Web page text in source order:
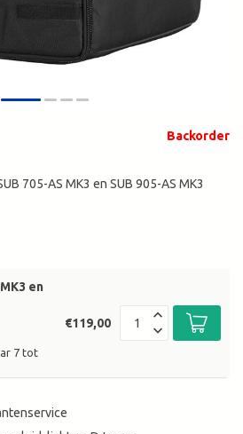
Backorder
705-AS MK3 en SUB 905-AS MK3
en
7 tot
€119,00